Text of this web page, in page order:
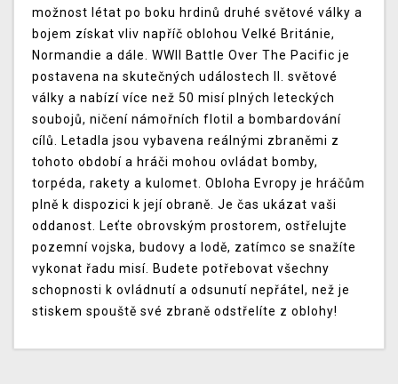
možnost létat po boku hrdinů druhé světové války a
bojem získat vliv napříč oblohou Velké Británie,
Normandie a dále. WWII Battle Over The Pacific je
postavena na skutečných událostech II. světové
války a nabízí více než 50 misí plných leteckých
soubojů, ničení námořních flotil a bombardování
cílů. Letadla jsou vybavena reálnými zbraněmi z
tohoto období a hráči mohou ovládat bomby,
torpéda, rakety a kulomet. Obloha Evropy je hráčům
plně k dispozici k její obraně. Je čas ukázat vaši
oddanost. Leťte obrovským prostorem, ostřelujte
pozemní vojska, budovy a lodě, zatímco se snažíte
vykonat řadu misí. Budete potřebovat všechny
schopnosti k ovládnutí a odsunutí nepřátel, než je
stiskem spouště své zbraně odstřelíte z oblohy!